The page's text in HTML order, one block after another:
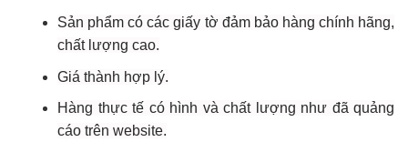
Sản phẩm có các giấy tờ đảm bảo hàng chính hãng,
chất lượng cao.
Giá thành hợp lý.
Hàng thực tế có hình và chất lượng như đã quảng
cáo trên website.